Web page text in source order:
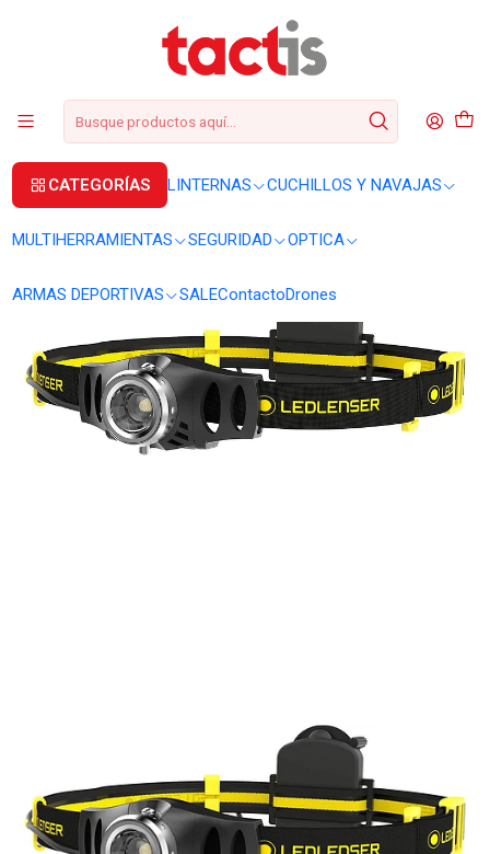
CATEGORÍAS LINTERNAS CUCHILLOS Y NAVAJAS
MULTIHERRAMIENTAS SEGURIDAD OPTICA
ARMAS DEPORTIVAS SALEContactoDrones
+56 2 3224 9572 +569 62369815
LINTERNAS
LINTERNAS DE CABEZA
Linterna frontal Ledlenser iH3 120 lúmenes